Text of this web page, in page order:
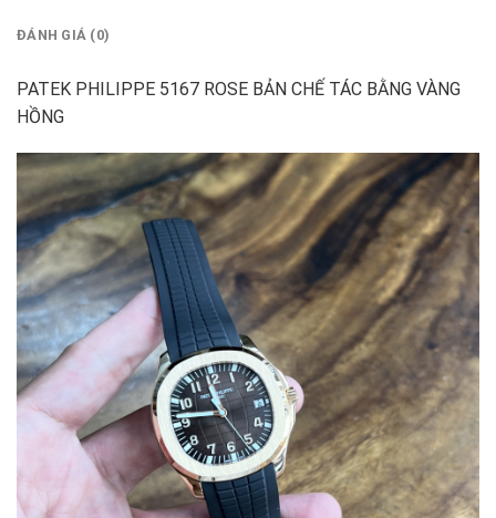
ĐÁNH GIÁ (0)
PATEK PHILIPPE 5167 ROSE BẢN CHẾ TÁC BẰNG VÀNG
HỒNG